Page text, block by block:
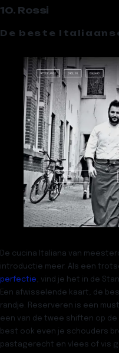
10. Rossi
De beste
De cucina Italiana van
introductie meer. Als een
perfectie, vind je het in de
Een afwisselende kaart, de
randje. Reserveren is een
een van de twee shiften op de
best ook even je schouders
pastagerecht en vlees of vis